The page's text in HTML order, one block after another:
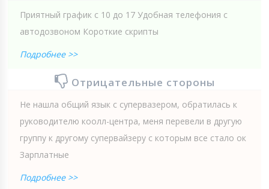
Приятный график с 10 до 17 Удобная телефония с
автодозвоном Короткие скрипты
Подробнее >>
Отрицательные стороны
Не нашла общий язык с супервазером, обратилась к
руководителю коолл-центра, меня перевели в другую
группу к другому супервайзеру с которым все стало ок
Зарплатные
Подробнее >>